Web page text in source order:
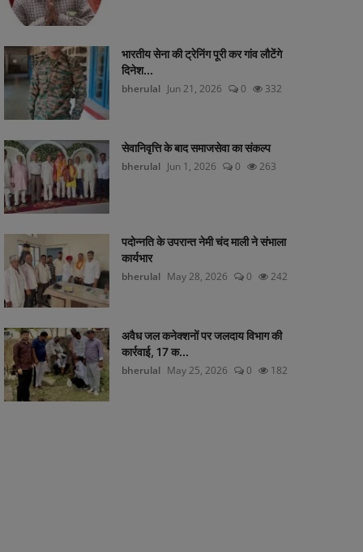
भारतीय सेना की ट्रेनिंग पूरी कर गांव लौटेंगे
दिनेश...
bherulal Jun 21, 2026 0 332
सेवानिवृत्ति के बाद समाजसेवा का संकल्प
bherulal Jun 1, 2026 0 263
पदोन्नति के उपरान्त नेमी चंद माली ने संभाला
कार्यभार
bherulal May 28, 2026 0 242
अवैध जल कनेक्शनों पर जलदाय विभाग की
कार्रवाई, 17 क...
bherulal May 25, 2026 0 182